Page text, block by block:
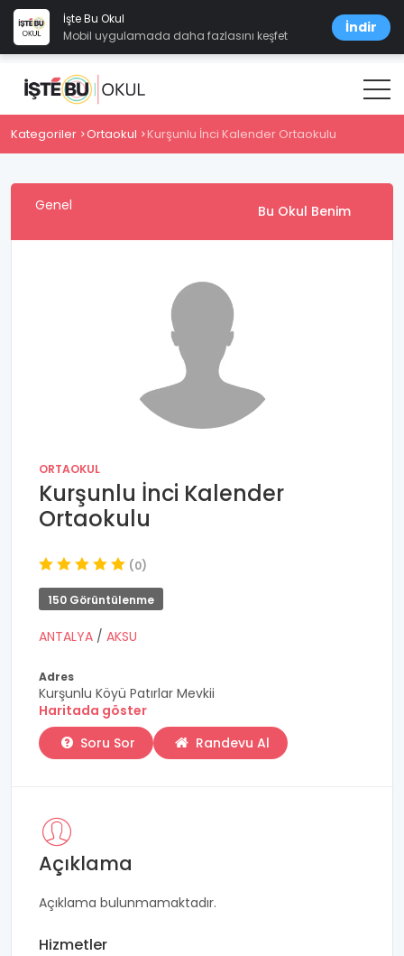
İşte Bu Okul
Mobil uygulamada daha fazlasını keşfet
İndir
Kategoriler Ortaokul Kurşunlu İnci Kalender Ortaokulu
Genel Bu Okul Benim
ORTAOKUL
Kurşunlu İnci Kalender
Ortaokulu
(0)
150 Görüntülenme
ANTALYA / AKSU
Adres
Kurşunlu Köyü Patırlar Mevkii
Haritada göster
Soru Sor
Randevu Al
Açıklama
Açıklama bulunmamaktadır.
Hizmetler